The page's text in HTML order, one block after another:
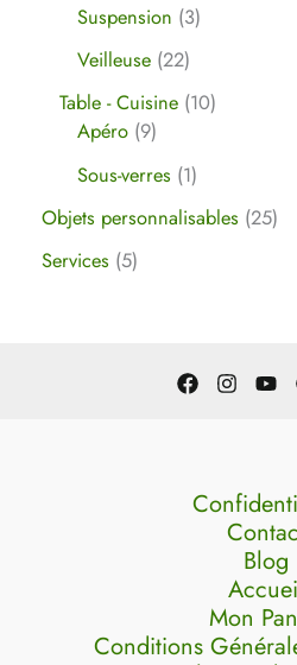
Suspension 3
Veilleuse 22
Table - Cuisine 10
Apéro 9
Sous-verres 1
Objets personnalisables 25
Services 5
Blog
Mon
Conditions